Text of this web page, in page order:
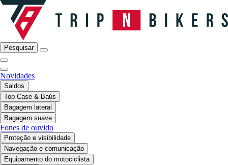
Pesquisar
Novidades
Saldos
Top Case & Baús
Bagagem lateral
Bagagem suave
Fones de ouvido
Proteção e visibilidade
Navegação e comunicação
Equipamento do motociclista